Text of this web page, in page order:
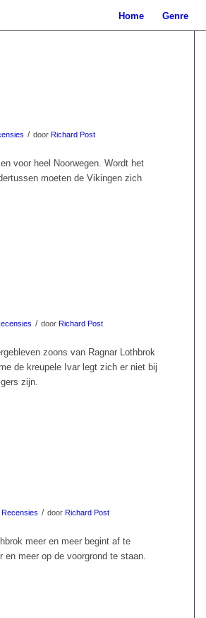
Home Genre
/ door Richard Post
voor heel Noorwegen. Wordt het
moeten de Vikingen zich
/ door Richard Post
zoons van Ragnar Lothbrok
de kreupele Ivar legt zich er niet bij
zijn.
Recensies / door Richard Post
meer en meer begint af te
meer op de voorgrond te staan.